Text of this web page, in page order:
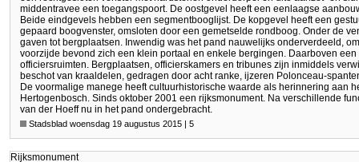
middentravee een toegangspoort. De oostgevel heeft een eenlaagse
Beide eindgevels hebben een segmentbooglijst. De kopgevel heeft een
gepaard boogvenster, omsloten door een gemetselde rondboog. Onder de
gaven tot bergplaatsen. Inwendig was het pand nauwelijks onderverdeeld,
voorzijde bevond zich een klein portaal en enkele bergingen. Daarboven
officiersruimten. Bergplaatsen, officierskamers en tribunes zijn inmiddels
beschot van kraaldelen, gedragen door acht ranke, ijzeren Polonceau-
De voormalige manege heeft cultuurhistorische waarde als herinnering aan
Hertogenbosch. Sinds oktober 2001 een rijksmonument. Na verschillende
van der Hoeff nu in het pand ondergebracht.
Stadsblad woensdag 19 augustus 2015 | 5
Rijksmonument